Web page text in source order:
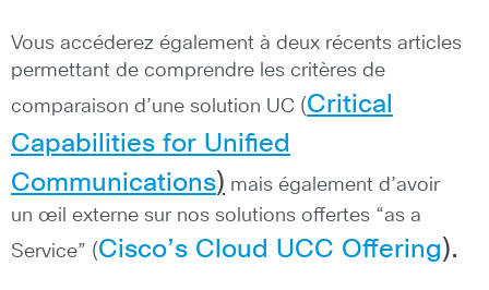
Vous accéderez également à deux récents articles
permettant de comprendre les critères de
comparaison d’une solution UC (Critical
Capabilities for Unified
Communications) mais également d’avoir
un œil externe sur nos solutions offertes “as a
Service” (Cisco’s Cloud UCC Offering).